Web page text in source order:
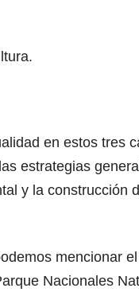
en estos tres
estrategias
y la construcción
mencionar
Nacionales